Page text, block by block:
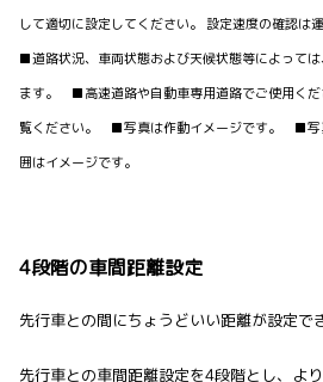
して適切に設定してください。 設定速度の確認は
■道路状況、車両状態および天候状態等によって
ます。 ■高速道路や自動車専用道路でご使用くだ
覧ください。 ■写真は作動イメージです。 ■写
囲はイメージです。
4段階の車間距離設定
先行車との間にちょうどいい距離が設定で
先行車との車間距離設定を4段階とし、よ